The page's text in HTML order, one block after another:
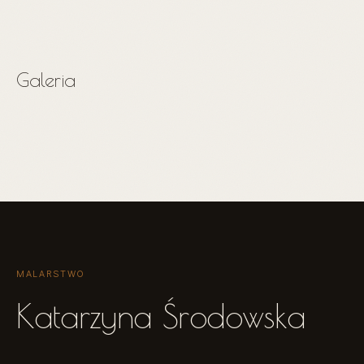
Galeria
MALARSTWO
Katarzyna Środowska